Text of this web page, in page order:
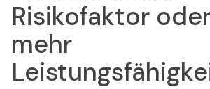
Risikofaktor
mehr